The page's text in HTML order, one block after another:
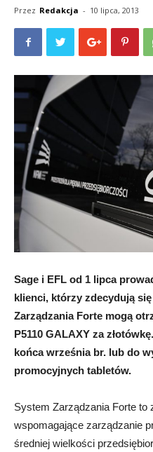
Przez Redakcja - 10 lipca, 2013
Sage i EFL od 1 lipca
klienci, którzy zdecydują
Zarządzania Forte mogą
P5110 GALAXY za
końca września br. lub do
promocyjnych tabletów.
System Zarządzania Forte to
wspomagające zarządzanie
średniej wielkości